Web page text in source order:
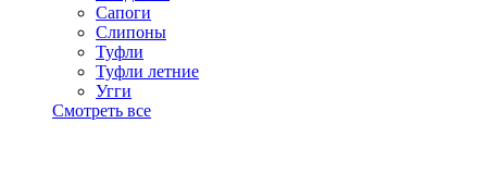
Сапоги
Слипоны
Туфли
Туфли летние
Угги
Смотреть все